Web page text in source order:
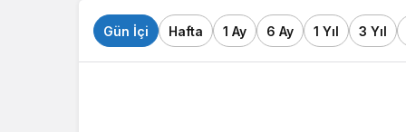
Gün İçi Hafta 1 Ay 6 Ay 1 Yıl 3 Yıl